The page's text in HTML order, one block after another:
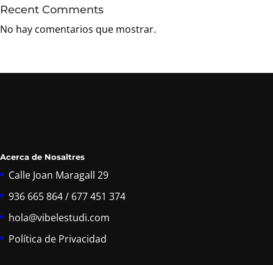
Recent Comments
No hay comentarios que mostrar.
Acerca de Nosaltres
Calle Joan Maragall 29
936 665 864 / 677 451 374
hola@vibelestudi.com
Política de Privacidad